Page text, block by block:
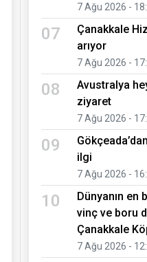
7 Ağu 2026 -
07
Çanakkale
arıyor
7 Ağu 2026 -
08
Avustralya
ziyaret
7 Ağu 2026 -
09
ilgi
7 Ağu 2026 -
10
Dünyanın en
vinç ve boru
Çanakkale
7 Ağu 2026 -